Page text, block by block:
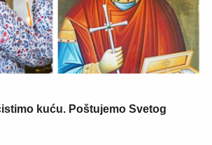
kuću. Poštujemo Svetog